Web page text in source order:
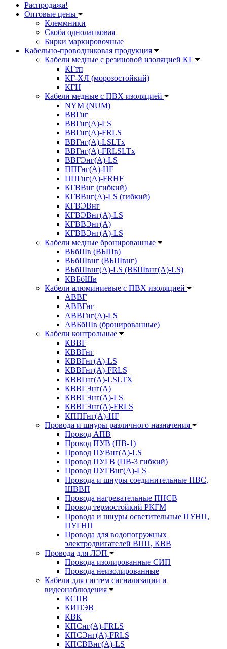
Распродажа!
Оптовые цены
Клеммники
Скоба однолапковая
Бирки маркировочные
Кабельно-проводниковая продукция
Кабели медные с резиновой изоляцией КГ
КГтп
КГ-ХЛ (морозостойкий)
КГН
Кабели медные с ПВХ изоляцией
NYM (NUM)
ВВГнг
ВВГнг(А)-LS
ВВГнг(А)-FRLS
ВВГнг(A)-LSLTx
ВВГнг(A)-FRLSLTx
ВВГЭнг(А)-LS
ППГнг(А)-HF
ППГнг(А)-FRHF
КГВВнг (гибкий)
КГВВнг(А)-LS (гибкий)
КГВЭВнг
КГВЭВнг(А)-LS
КГВВЭнг(А)
КГВВЭнг(А)-LS
Кабели медные бронированные
ВБбШв (ВБШв)
ВБбШвнг (ВБШвнг)
ВБбШвнг(А)-LS (ВБШвнг(А)-LS)
КВБбШв
Кабели алюминиевые с ПВХ изоляцией
АВВГ
АВВГнг
АВВГнг(А)-LS
АВБбШв (бронированные)
Кабели контрольные
КВВГ
КВВГнг
КВВГнг(А)-LS
КВВГнг(А)-FRLS
КВВГнг(А)-LSLTX
КВВГЭнг(А)
КВВГЭнг(А)-LS
КВВГЭнг(А)-FRLS
КППГнг(А)-HF
Провода и шнуры различного назначения
Провод АПВ
Провод ПУВ (ПВ-1)
Провод ПУВнг(А)-LS
Провод ПУГВ (ПВ-3 гибкий)
Провод ПУГВнг(А)-LS
Провода и шнуры соединительные ПВС,
ШВВП
Провода нагревательные ПНСВ
Провод термостойкий РКГМ
Провода и шнуры осветительные ПУНП,
ПУГНП
Провода для водопогружных
электродвигателей ВПП, КВВ
Провода для ЛЭП
Провода изолированные СИП
Провода неизолированные
Кабели для систем сигнализации и
видеонаблюдения
КСПВ
КИПЭВ
КВК
КПСнг(А)-FRLS
КПСЭнг(А)-FRLS
КПСВВнг(А)-LS